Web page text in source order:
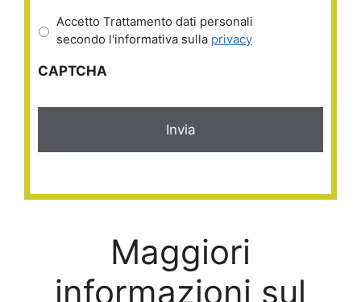
Accetto Trattamento dati personali
secondo l'informativa sulla privacy
CAPTCHA
Maggiori
informazioni sul